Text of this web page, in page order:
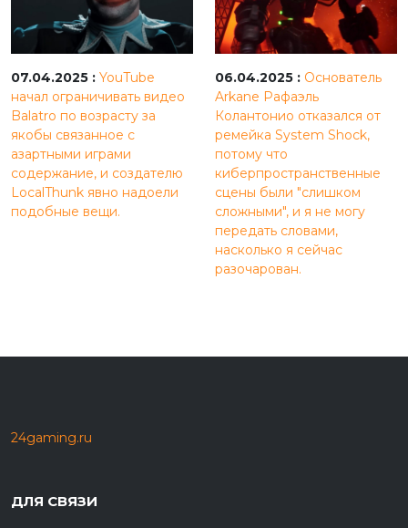
07.04.2025 : YouTube
начал ограничивать видео
Balatro по возрасту за
якобы связанное с
азартными играми
содержание, и создателю
LocalThunk явно надоели
подобные вещи.
06.04.2025 : Основатель
Arkane Рафаэль
Колантонио отказался от
ремейка System Shock,
потому что
киберпространственные
сцены были "слишком
сложными", и я не могу
передать словами,
насколько я сейчас
разочарован.
24gaming.ru
ДЛЯ СВЯЗИ